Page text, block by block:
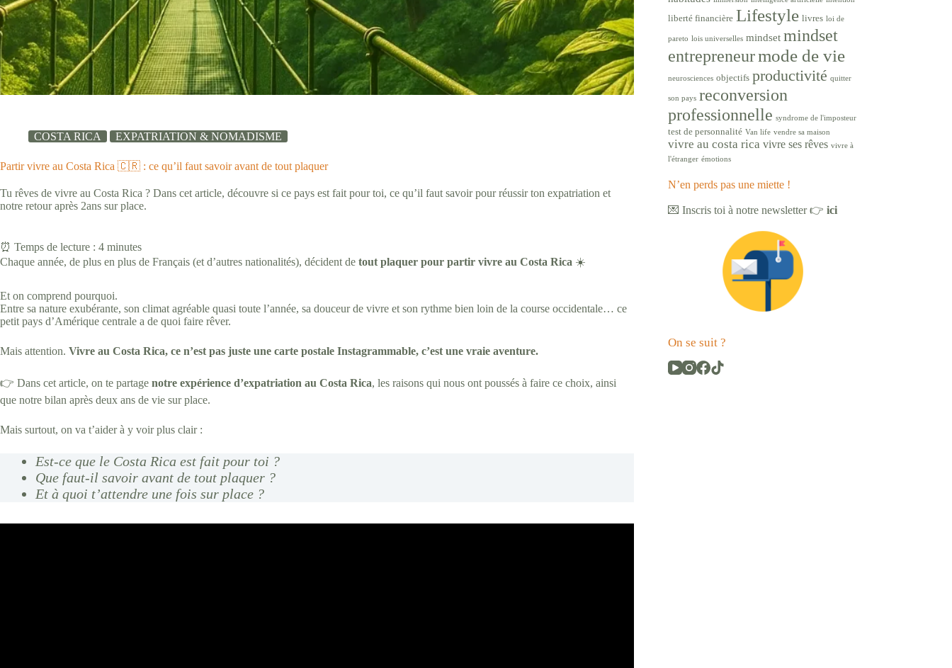
COSTA RICA EXPATRIATION & NOMADISME
Partir vivre au Costa Rica 🇨🇷 : ce qu’il faut savoir avant de tout plaquer
Tu rêves de vivre au Costa Rica ? Dans cet article, découvre si ce pays est fait pour toi, ce qu’il faut savoir pour réussir ton expatriation et
notre retour après 2ans sur place.
⏰ Temps de lecture : 4 minutes
Chaque année, de plus en plus de Français (et d’autres nationalités), décident de tout plaquer pour partir vivre au Costa Rica ☀️
Et on comprend pourquoi.
Entre sa nature exubérante, son climat agréable quasi toute l’année, sa douceur de vivre et son rythme bien loin de la course occidentale… ce
petit pays d’Amérique centrale a de quoi faire rêver.
Mais attention. Vivre au Costa Rica, ce n’est pas juste une carte postale Instagrammable, c’est une vraie aventure.
👉 Dans cet article, on te partage notre expérience d’expatriation au Costa Rica, les raisons qui nous ont poussés à faire ce choix, ainsi
que notre bilan après deux ans de vie sur place.
Mais surtout, on va t’aider à y voir plus clair :
Est-ce que le Costa Rica est fait pour toi ?
Que faut-il savoir avant de tout plaquer ?
Et à quoi t’attendre une fois sur place ?
liberté financière Lifestyle livres loi de
pareto lois universelles mindset mindset
entrepreneurmode de vie
neurosciences objectifs productivité quitter
son pays reconversion
professionnelle syndrome de l'imposteur
test de personnalité Van life vendre sa maison
vivre au costa rica vivre ses rêves vivre à
l'étranger émotions
N’en perds pas une miette !
💌 Inscris toi à notre newsletter 👉ici
On se suit ?